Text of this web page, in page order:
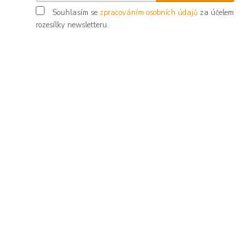
Souhlasím se zpracováním osobních údajů za účelem
rozesílky newsletteru.